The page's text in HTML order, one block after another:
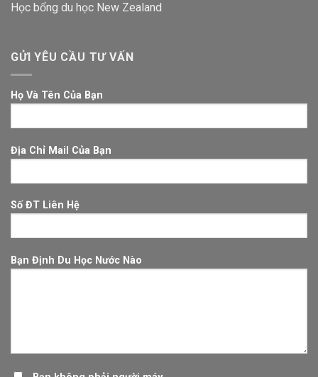
Học bổng du học New Zealand
GỬI YÊU CẦU TƯ VẤN
Họ Và Tên Của Bạn
Địa Chỉ Mail Của Bạn
Số ĐT Liên Hệ
Bạn Định Du Học Nước Nào